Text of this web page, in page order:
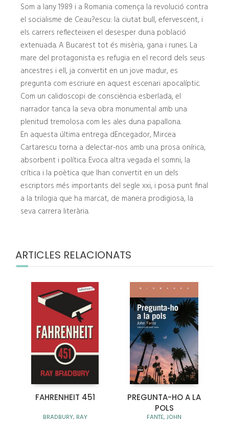
Som a lany 1989 i a Romania comença la revolució contra
el socialisme de Ceau?escu: la ciutat bull, efervescent, i
els carrers reflecteixen el desesper duna població
extenuada. A Bucarest tot és misèria, gana i runes. La
mare del protagonista es refugia en el record dels seus
ancestres i ell, ja convertit en un jove madur, es
pregunta com escriure en aquest escenari apocalíptic.
Com un calidoscopi de consciència esberlada, el
narrador tanca la seva obra monumental amb una
plenitud tremolosa com les ales duna papallona.
En aquesta última entrega dEncegador, Mircea
Cartarescu torna a delectar-nos amb una prosa onírica,
absorbent i política. Evoca altra vegada el somni, la
crítica i la poètica que lhan convertit en un dels
escriptors més importants del segle xxi, i posa punt final
a la trilogia que ha marcat, de manera prodigiosa, la
seva carrera literària.
ARTICLES RELACIONATS
FAHRENHEIT 451
BRADBURY, RAY
PREGUNTA-HO A LA
POLS
FANTE, JOHN